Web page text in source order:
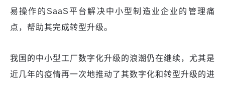
易操作的SaaS平台解决中小型制造业企业的管理痛
点，帮助其完成转型升级。
我国的中小型工厂数字化升级的浪潮仍在继续，尤其是
近几年的疫情再一次地推动了其数字化和转型升级的进